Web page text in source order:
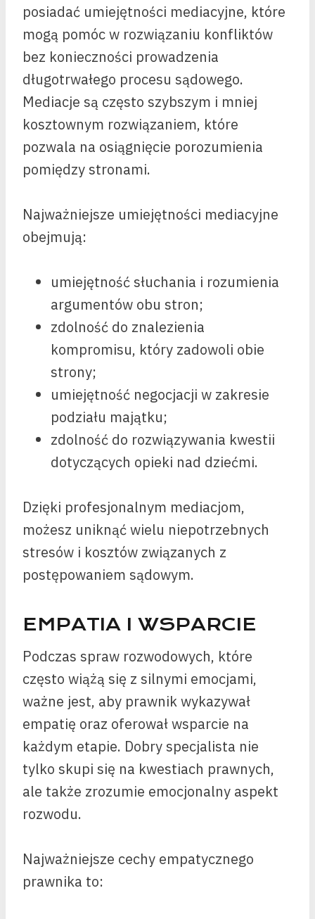
posiadać umiejętności mediacyjne, które
mogą pomóc w rozwiązaniu konfliktów
bez konieczności prowadzenia
długotrwałego procesu sądowego.
Mediacje są często szybszym i mniej
kosztownym rozwiązaniem, które
pozwala na osiągnięcie porozumienia
pomiędzy stronami.
Najważniejsze umiejętności mediacyjne
obejmują:
umiejętność słuchania i rozumienia
argumentów obu stron;
zdolność do znalezienia
kompromisu, który zadowoli obie
strony;
umiejętność negocjacji w zakresie
podziału majątku;
zdolność do rozwiązywania kwestii
dotyczących opieki nad dziećmi.
Dzięki profesjonalnym mediacjom,
możesz uniknąć wielu niepotrzebnych
stresów i kosztów związanych z
postępowaniem sądowym.
EMPATIA I WSPARCIE
Podczas spraw rozwodowych, które
często wiążą się z silnymi emocjami,
ważne jest, aby prawnik wykazywał
empatię oraz oferował wsparcie na
każdym etapie. Dobry specjalista nie
tylko skupi się na kwestiach prawnych,
ale także zrozumie emocjonalny aspekt
rozwodu.
Najważniejsze cechy empatycznego
prawnika to: